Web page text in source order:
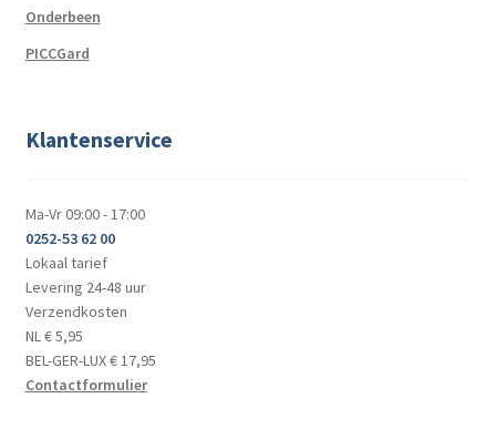
Onderbeen
PICCGard
Klantenservice
Ma-Vr 09:00 - 17:00
0252-53 62 00
Lokaal tarief
Levering 24-48 uur
Verzendkosten
NL € 5,95
BEL-GER-LUX € 17,95
Contactformulier